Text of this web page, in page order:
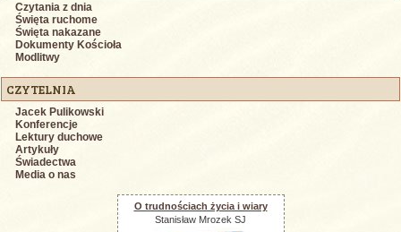
Czytania z dnia
Święta ruchome
Święta nakazane
Dokumenty Kościoła
Modlitwy
CZYTELNIA
Jacek Pulikowski
Konferencje
Lektury duchowe
Artykuły
Świadectwa
Media o nas
O trudnościach życia i wiary
Stanisław Mrozek SJ